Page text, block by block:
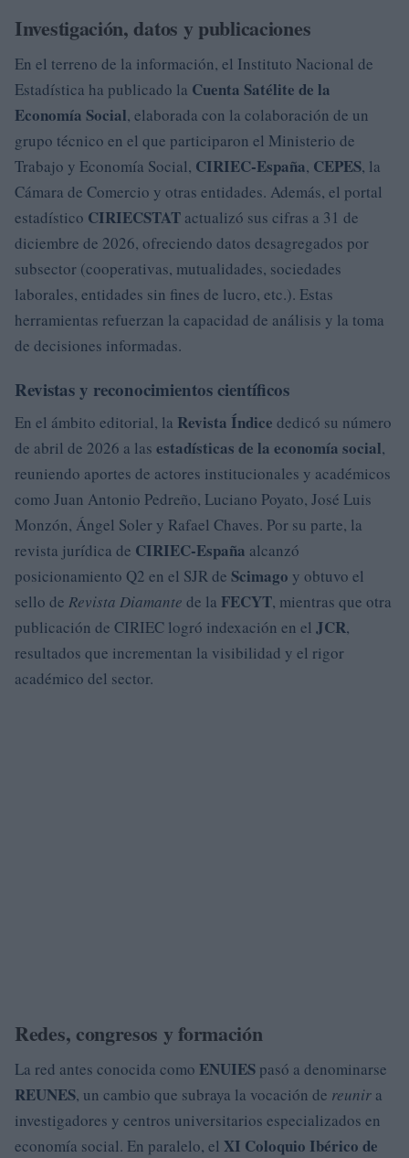
Investigación, datos y publicaciones
En el terreno de la información, el Instituto Nacional de
Estadística ha publicado la Cuenta Satélite de la
Economía Social, elaborada con la colaboración de un
grupo técnico en el que participaron el Ministerio de
Trabajo y Economía Social, CIRIEC-España, CEPES, la
Cámara de Comercio y otras entidades. Además, el portal
estadístico CIRIECSTAT actualizó sus cifras a 31 de
diciembre de 2026, ofreciendo datos desagregados por
subsector (cooperativas, mutualidades, sociedades
laborales, entidades sin fines de lucro, etc.). Estas
herramientas refuerzan la capacidad de análisis y la toma
de decisiones informadas.
Revistas y reconocimientos científicos
En el ámbito editorial, la Revista Índice dedicó su número
de abril de 2026 a las estadísticas de la economía social,
reuniendo aportes de actores institucionales y académicos
como Juan Antonio Pedreño, Luciano Poyato, José Luis
Monzón, Ángel Soler y Rafael Chaves. Por su parte, la
revista jurídica de CIRIEC-España alcanzó
posicionamiento Q2 en el SJR de Scimago y obtuvo el
sello de Revista Diamante de la FECYT, mientras que otra
publicación de CIRIEC logró indexación en el JCR,
resultados que incrementan la visibilidad y el rigor
académico del sector.
Redes, congresos y formación
La red antes conocida como ENUIES pasó a denominarse
REUNES, un cambio que subraya la vocación de reunir a
investigadores y centros universitarios especializados en
economía social. En paralelo, el XI Coloquio Ibérico de